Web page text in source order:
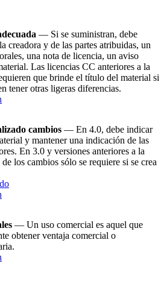
— Si se suministran, debe
creadora y de las partes atribuidas, un
una nota de licencia, un aviso
Las licencias CC anteriores a la
que brinde el título del material si
tener otras ligeras diferencias.
cambios — En 4.0, debe indicar
y mantener una indicación de las
En 3.0 y versiones anteriores a la
los cambios sólo se requiere si se crea
— Un uso comercial es aquel que
obtener ventaja comercial o